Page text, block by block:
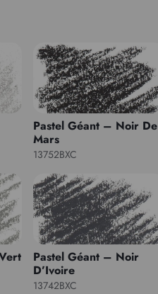
Pastel Géant – Noir De
Mars
13752BXC
Pastel Géant – Noir
D’Ivoire
13742BXC